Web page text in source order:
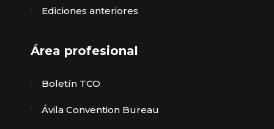
Ediciones anteriores
Área profesional
Boletín TCO
Ávila Convention Bureau